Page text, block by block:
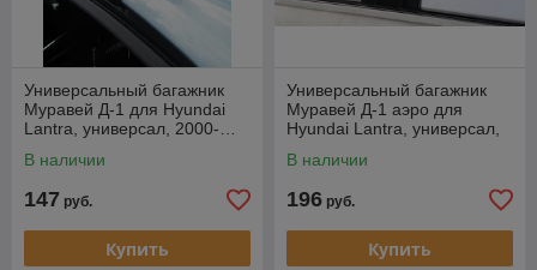
Универсальный багажник
Муравей Д-1 для Hyundai
Lantra, универсал, 2000-…
В наличии
147 руб.
Купить
Универсальный багажник
Муравей Д-1 аэро для
Hyundai Lantra, универсал,
В наличии
196 руб.
Купить